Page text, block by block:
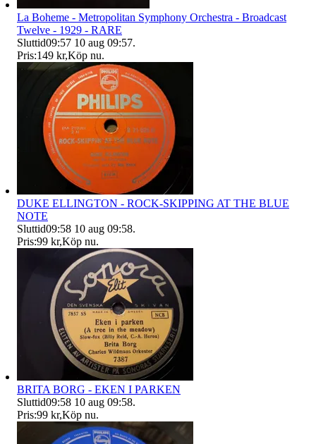
La Boheme - Metropolitan Symphony Orchestra - Broadcast
Twelve - 1929 - RARE
Sluttid09:57 10 aug 09:57.
Pris:149 kr,Köp nu.
DUKE ELLINGTON - ROCK-SKIPPING AT THE BLUE
NOTE
Sluttid09:58 10 aug 09:58.
Pris:99 kr,Köp nu.
BRITA BORG - EKEN I PARKEN
Sluttid09:58 10 aug 09:58.
Pris:99 kr,Köp nu.